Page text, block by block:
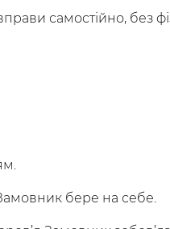
самостійно, без
бере на себе.